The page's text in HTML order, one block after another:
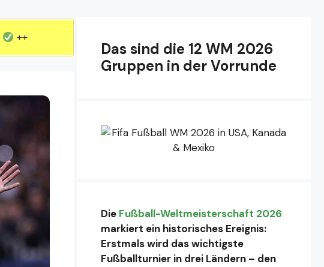
++
Das sind die 12 WM 2026
Gruppen in der Vorrunde
Die Fußball-Weltmeisterschaft 2026
markiert ein historisches Ereignis:
Erstmals wird das wichtigste
Fußballturnier in drei Ländern – den